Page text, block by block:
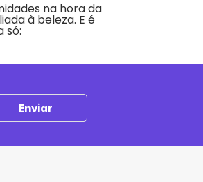
na hora da
à beleza. E é
só: